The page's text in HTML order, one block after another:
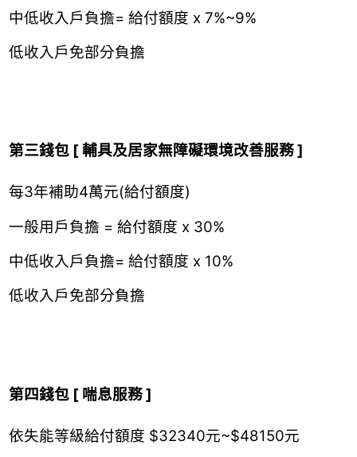
中低收入戶負擔= 給付額度 x 7%~9%
低收入戶免部分負擔
第三錢包 [ 輔具及居家無障礙環境改善服務 ]
每3年補助4萬元(給付額度)
一般用戶負擔 = 給付額度 x 30%
中低收入戶負擔= 給付額度 x 10%
低收入戶免部分負擔
第四錢包 [ 喘息服務 ]
依失能等級給付額度 $32340元~$48150元